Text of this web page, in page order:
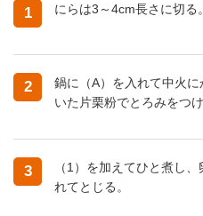
1 にらは3～4cm長さに切る。
2
鍋に（A）を入れて中火
いた片栗粉でとろみをつけ
3
（1）を加えてひと煮し
れてとじる。